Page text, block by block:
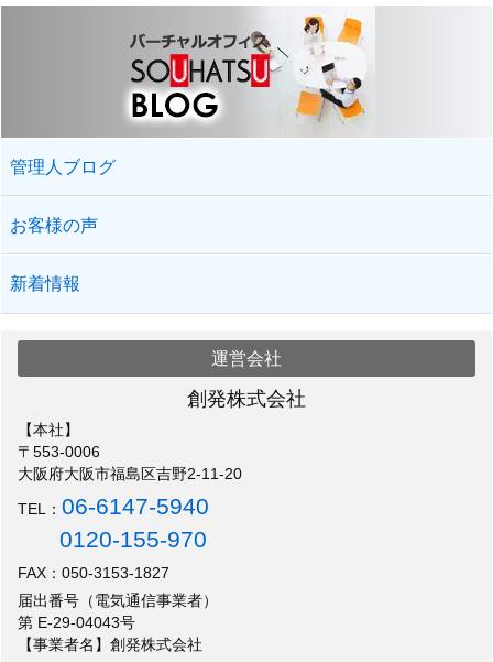
管理人ブログ
お客様の声
新着情報
運営会社
創発株式会社
【本社】
〒553-0006
大阪府大阪市福島区吉野2-11-20
TEL：06-6147-5940
0120-155-970
FAX：050-3153-1827
届出番号（電気通信事業者）
第 E-29-04043号
【事業者名】創発株式会社